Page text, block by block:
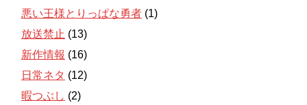
悪い王様とりっぱな勇者 (1)
放送禁止 (13)
新作情報 (16)
日常ネタ (12)
暇つぶし (2)